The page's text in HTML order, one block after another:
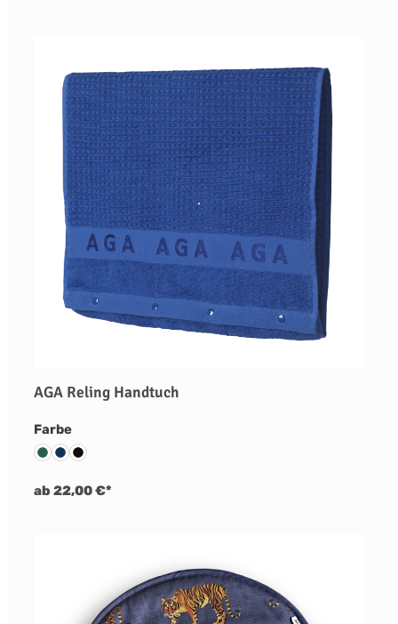
AGA Reling Handtuch
Farbeauswählen
GrünBlauSchwarz
ab 22,00 €*